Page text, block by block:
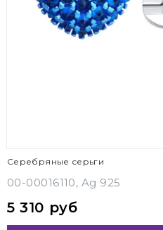
Серебряные серьги
00-00016110, Ag 925
5 310 руб